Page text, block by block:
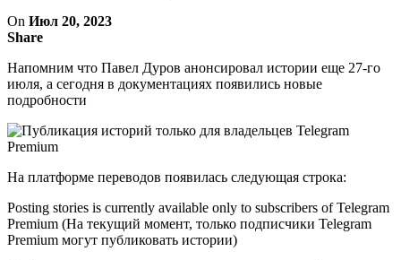
On Июл 20, 2023
Share
Напомним что Павел Дуров анонсировал истории еще 27-го
июля, а сегодня в документациях появились новые
подробности
На платформе переводов появилась следующая строка:
Posting stories is currently available only to subscribers of Telegram
Premium (На текущий момент, только подписчики Telegram
Premium могут публиковать истории)